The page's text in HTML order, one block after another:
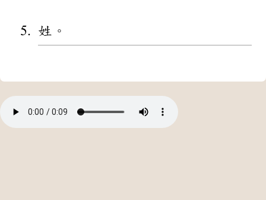
姓。